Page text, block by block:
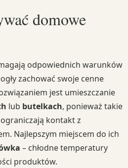
domowe
odpowiednich warunków
zachować swoje cenne
jest umieszczanie
lub butelkach, ponieważ takie
kontakt z
Najlepszym miejscem do ich
– chłodne temperatury
produktów.